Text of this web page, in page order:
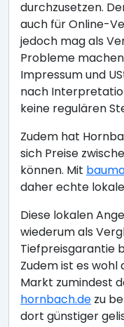
durchzusetzen.
auch für Online-
jedoch mag als
Probleme
Impressum und
nach
keine regulären
Zudem hat
sich Preise
können. Mit
daher echte
Diese lokalen
wiederum als
Tiefpreisgarantie
Zudem ist es wohl
Markt zumindest
hornbach.de zu
dort günstiger